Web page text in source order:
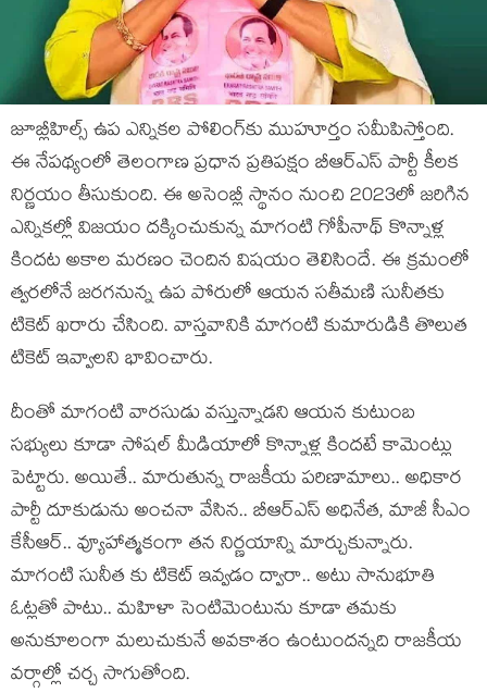
జూబ్లీహిల్స్ ఉప ఎన్నిక‌ల పోలింగ్‌కు ముహూర్తం స‌మీపిస్తోంది.
ఈ నేప‌థ్యంలో తెలంగాణ ప్ర‌ధాన ప్ర‌తిపక్షం బీఆర్ఎస్ పార్టీ కీల‌క
నిర్ణ‌యం తీసుకుంది. ఈ అసెంబ్లీ స్థానం నుంచి 2023లో జ‌రిగిన
ఎన్నిక‌ల్లో విజ‌యం ద‌క్కించుకున్న మాగంటి గోపీనాథ్ కొన్నాళ్ల
కింద‌ట అకాల మ‌ర‌ణం చెందిన విష‌యం తెలిసిందే. ఈ క్ర‌మంలో
త్వ‌ర‌లోనే జ‌ర‌గ‌నున్న ఉప పోరులో ఆయ‌న స‌తీమ‌ణి సునీత‌కు
టికెట్ ఖ‌రారు చేసింది. వాస్త‌వానికి మాగంటి కుమారుడికి తొలుత
టికెట్ ఇవ్వాల‌ని భావించారు.
దీంతో మాగంటి వారసుడు వ‌స్తున్నాడ‌ని ఆయ‌న కుటుంబ
స‌భ్యులు కూడా సోష‌ల్ మీడియాలో కొన్నాళ్ల కింద‌టే కామెంట్లు
పెట్టారు. అయితే.. మారుతున్న రాజ‌కీయ ప‌రిణామాలు.. అధికార
పార్టీ దూకుడును అంచ‌నా వేసిన‌.. బీఆర్ఎస్ అధినేత‌, మాజీ సీఎం
కేసీఆర్‌.. వ్యూహాత్మ‌కంగా త‌న నిర్ణ‌యాన్ని మార్చుకున్నారు.
మాగంటి సునీత కు టికెట్ ఇవ్వ‌డం ద్వారా.. అటు సానుభూతి
ఓట్లతో పాటు.. మ‌హిళా సెంటిమెంటును కూడా త‌మ‌కు
అనుకూలంగా మ‌లుచుకునే అవ‌కాశం ఉంటుంద‌న్న‌ది రాజ‌కీయ
వ‌ర్గాల్లో చ‌ర్చ సాగుతోంది.